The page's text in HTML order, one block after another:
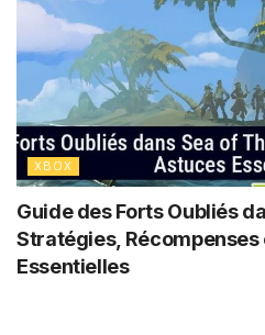
XBOX
Guide des Forts Oubliés
Stratégies,
Essentielles